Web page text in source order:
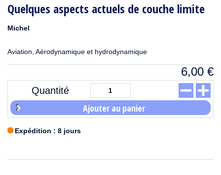
Quelques aspects actuels de couche limite
Michel
Aviation, Aérodynamique et hydrodynamique
6,00 €
Quantité
Ajouter au panier
Expédition : 8 jours